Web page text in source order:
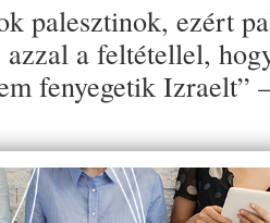
palesztinok, ezért
a feltétellel,
fenyegetik